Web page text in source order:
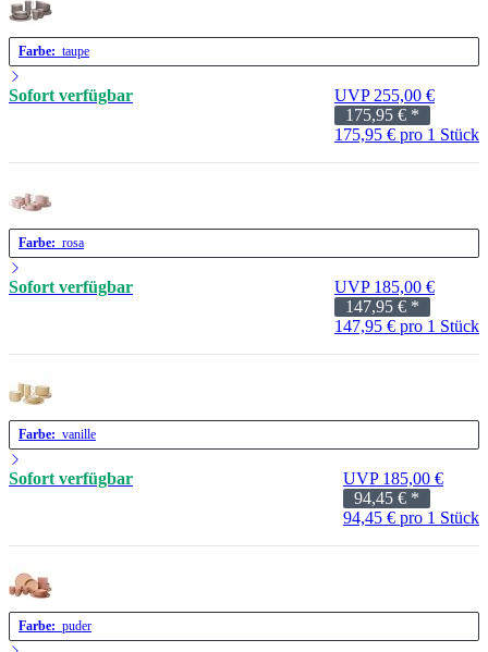
Farbe: taupe
Sofort verfügbar
UVP 255,00 €
175,95 € *
175,95 € pro 1 Stück
Farbe: rosa
Sofort verfügbar
UVP 185,00 €
147,95 € *
147,95 € pro 1 Stück
Farbe: vanille
Sofort verfügbar
UVP 185,00 €
94,45 € *
94,45 € pro 1 Stück
Farbe: puder